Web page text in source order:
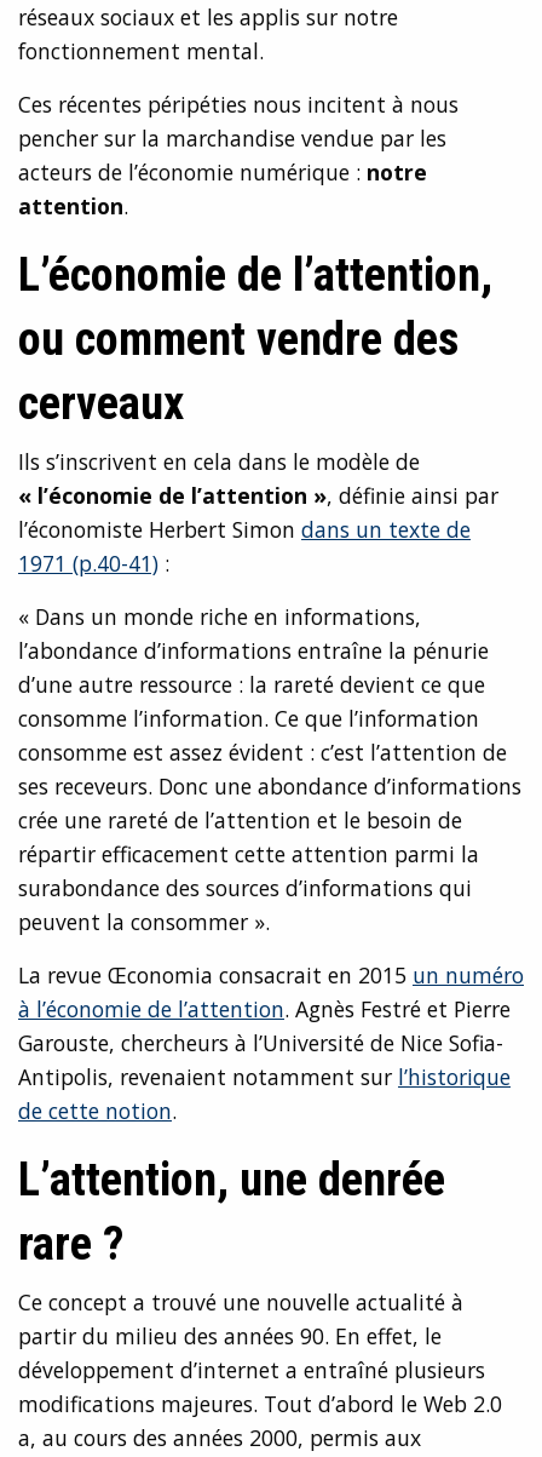
réseaux sociaux et les applis sur notre
fonctionnement mental.
Ces récentes péripéties nous incitent à nous
pencher sur la marchandise vendue par les
acteurs de l’économie numérique : notre
attention.
L’économie de l’attention,
ou comment vendre des
cerveaux
Ils s’inscrivent en cela dans le modèle de
« l’économie de l’attention », définie ainsi par
l’économiste Herbert Simon dans un texte de
1971 (p.40-41) :
« Dans un monde riche en informations,
l’abondance d’informations entraîne la pénurie
d’une autre ressource : la rareté devient ce que
consomme l’information. Ce que l’information
consomme est assez évident : c’est l’attention de
ses receveurs. Donc une abondance d’informations
crée une rareté de l’attention et le besoin de
répartir efficacement cette attention parmi la
surabondance des sources d’informations qui
peuvent la consommer ».
La revue Œconomia consacrait en 2015 un numéro
à l’économie de l’attention. Agnès Festré et Pierre
Garouste, chercheurs à l’Université de Nice Sofia-
Antipolis, revenaient notamment sur l’historique
de cette notion.
L’attention, une denrée
rare ?
Ce concept a trouvé une nouvelle actualité à
partir du milieu des années 90. En effet, le
développement d’internet a entraîné plusieurs
modifications majeures. Tout d’abord le Web 2.0
a, au cours des années 2000, permis aux